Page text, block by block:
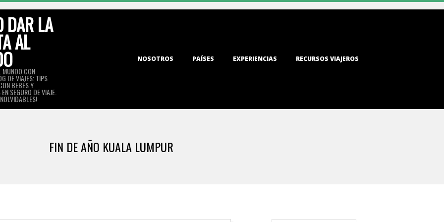
DAR LA
AL
MUNDO CON
DE VIAJES: TIPS
BEBÉS Y
SEGURO DE VIAJE.
NOSOTROS PAÍSES EXPERIENCIAS RECURSOS VIAJEROS
FIN DE AÑO KUALA LUMPUR